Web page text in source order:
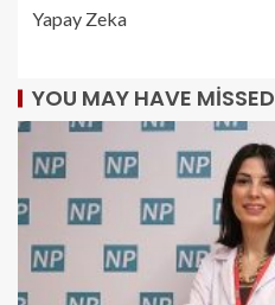
Yapay Zeka
YOU MAY HAVE MISSED